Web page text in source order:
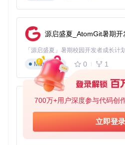
700万+用户深度参与代码创
立即登
关键设置
SystemProductName：设备型
SystemSerialNumber：唯一序列
MLB：主板序列号
四、系统安装与调试
将OpenCore文件复制到USB的
重启电脑并从USB启动
源启盛夏_AtomGit暑期开
Markdown
0 1
py-xiaozhi
Python
0 1